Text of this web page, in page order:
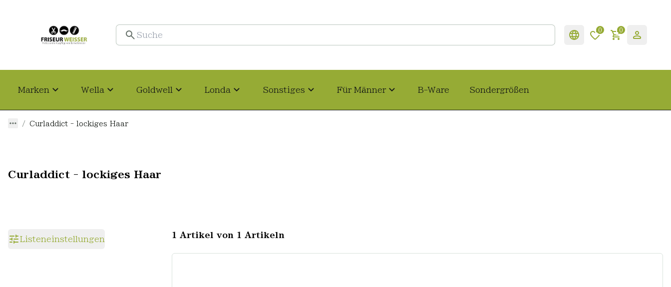
0 0
Marken Wella Goldwell Londa Sonstiges Für Männer B-Ware Sondergrößen
Curladdict - lockiges Haar
Curladdict - lockiges Haar
Listeneinstellungen 1 Artikel von 1 Artikeln